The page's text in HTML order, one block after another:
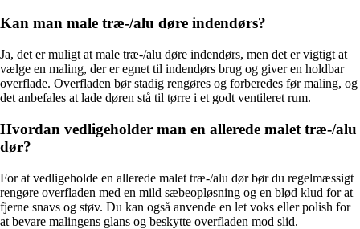
Kan man male træ-/alu døre indendørs?
Ja, det er muligt at male træ-/alu døre indendørs, men det er vigtigt at
vælge en maling, der er egnet til indendørs brug og giver en holdbar
overflade. Overfladen bør stadig rengøres og forberedes før maling, og
det anbefales at lade døren stå til tørre i et godt ventileret rum.
Hvordan vedligeholder man en allerede malet træ-/alu
dør?
For at vedligeholde en allerede malet træ-/alu dør bør du regelmæssigt
rengøre overfladen med en mild sæbeopløsning og en blød klud for at
fjerne snavs og støv. Du kan også anvende en let voks eller polish for
at bevare malingens glans og beskytte overfladen mod slid.